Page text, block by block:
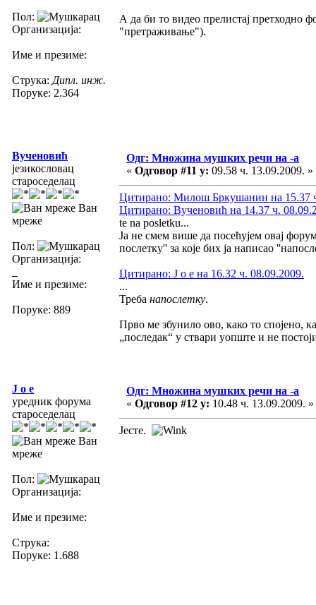
Пол:
Организација:
Име и презиме:
Струка: Дипл. инж.
Поруке: 2.364
А да би то видео прелистај претходно
"претраживање").
Вученовић
језикословац
староседелац
Ван
мреже
Пол:
Организација:
Име и презиме:
Поруке: 889
Одг: Множина мушких речи на -а
« Одговор #11 у: 09.58 ч. 13.09.2009. »
Цитирано: Милош Бркушанин на 15.37
Цитирано: Вученовић на 14.37 ч.
te na posletku...
Ја не смем више да посећујем овај
послетку'' за које бих ја написао
Цитирано: J o e на 16.32 ч. 08.09.2009.
...
Треба напослетку.
Прво ме збунило ово, како то спојено,
„последак“ у ствари уопште и не
J o e
уредник форума
староседелац
Ван
мреже
Пол:
Организација:
Име и презиме:
Струка:
Поруке: 1.688
Одг: Множина мушких речи на -а
« Одговор #12 у: 10.48 ч. 13.09.2009. »
Јесте.